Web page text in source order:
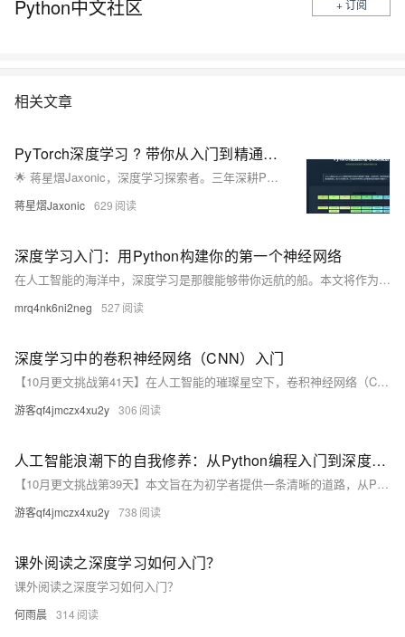
Python中文社区 + 订阅
相关文章
PyTorch深度学习 ? 带你从入门到精通！！！
🌟 蒋星熠Jaxonic，深度学习探索者。三年深耕PyTorch，从基础到部署，分享模型构建、GPU加速、TorchScript优化及PyTorch 2.0新特性，助力AI开发者高效进阶。
蒋星熠Jaxonic 629
深度学习入门：用Python构建你的第一个神经网络
在人工智能的海洋中，深度学习是那艘能够带你远航的船。本文将作为你的航标，引导你搭建第一个神经网络模型，让你领略深度学习的魅力。通过简单直观的语言和实例，我们将一起探索隐藏在数据背后的模式，体验从零开始创造智能系统的快感。准备好了吗？让我们启航吧！
mrq4nk6ni2neg 527
深度学习中的卷积神经网络（CNN）入门
【10月更文挑战第41天】在人工智能的璀璨星空下，卷积神经网络（CNN）如一颗耀眼的新星，照亮了图像处理和视觉识别的路径。本文将深入浅出地介绍CNN的基本概念、核心结构和工作原理，同时提供代码示例，带领初学者轻松步入这一神秘而又充满无限可能的领域。
游客qf4jmczx4xu2y 306
人工智能浪潮下的自我修养：从Python编程入门到深度学习实践
【10月更文挑战第39天】本文旨在为初学者提供一条清晰的道路，从Python基础语法的掌握到深度学习领域的探索。我们将通过简明扼要的语言和实际代码示例，引导读者逐步构建起对人工智能技术的理解和应用能力。文章不仅涵盖Python编程的基础，还将深入探讨深度学习的核心概念、工具和实战技巧，帮助读者在AI的浪潮中找到自己的位置。
游客qf4jmczx4xu2y 738
课外阅读之深度学习如何入门？
课外阅读之深度学习如何入门？
何雨晨 314